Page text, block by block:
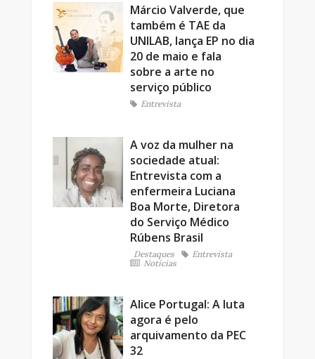
Márcio Valverde, que
também é TAE da
UNILAB, lança EP no dia
20 de maio e fala
sobre a arte no
serviço público
Entrevista
A voz da mulher na
sociedade atual:
Entrevista com a
enfermeira Luciana
Boa Morte, Diretora
do Serviço Médico
Rúbens Brasil
Destaques
Entrevista
Notícias
Alice Portugal: A luta
agora é pelo
arquivamento da PEC
32